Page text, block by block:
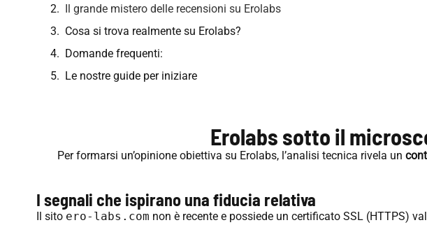
Il grande mistero delle recensioni su Erolabs
Cosa si trova realmente su Erolabs?
Domande frequenti:
Le nostre guide per iniziare
Erolabs sotto il
Per formarsi un’opinione obiettiva su Erolabs, l’analisi tecnica rivela un
I segnali che ispirano una fiducia relativa
Il sito ero-labs.com non è recente e possiede un certificato SSL (HTTPS)